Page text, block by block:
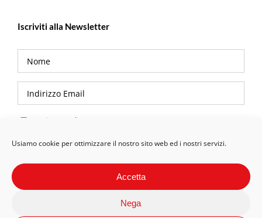
Usiamo cookie per ottimizzare il nostro sito web ed i nostri servizi.
Accetta
Nega
Iscriviti alla Newsletter
Privacy Policy